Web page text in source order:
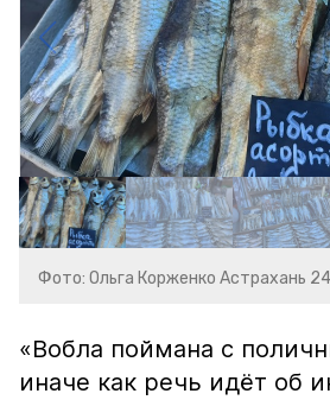
Фото: Ольга Корженко Астрахань 24
«Вобла поймана с
иначе как речь идёт об